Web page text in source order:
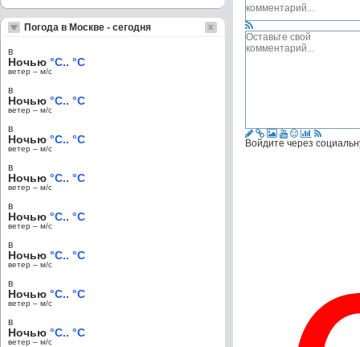
Войдите через
Погода в Москве - сегодня
в
Ночью °C.. °C
ветер – м/c
в
Ночью °C.. °C
ветер – м/c
в
Ночью °C.. °C
ветер – м/c
в
Ночью °C.. °C
ветер – м/c
в
Ночью °C.. °C
ветер – м/c
в
Ночью °C.. °C
ветер – м/c
в
Ночью °C.. °C
ветер – м/c
в
Ночью °C.. °C
ветер – м/c